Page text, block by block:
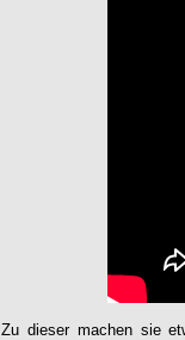
Zu dieser machen sie